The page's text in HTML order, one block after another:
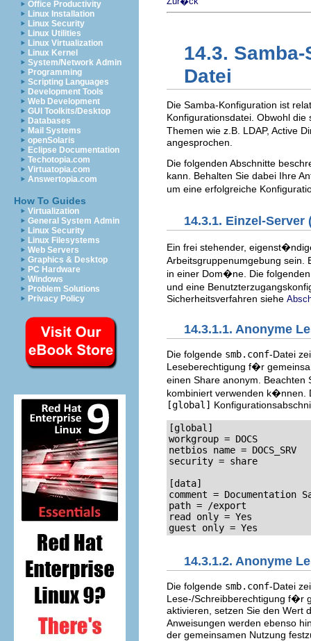
Office Productivity
Linux Installation
Linux Security
Linux Utilities
Linux Virtualization
Linux Kernel
System/Network Admin
Programming
Scripting Languages
Development Tools
Web Development
GUI Toolkits/Desktop
Databases
Mail Systems
openSolaris
Eclipse Documentation
Techotopia.com
Virtuatopia.com
Answertopia.com
How To Guides
Virtualization
General System Admin
Linux Security
Linux Filesystems
Web Servers
Graphics & Desktop
PC Hardware
Windows
Problem Solutions
Privacy Policy
14.3.
Datei
Die Samba-Konfiguration ist
Konfigurationsdatei. Obwohl
Themen wie z.B. LDAP, Active
angesprochen.
Die folgenden Abschnitte
kann. Behalten Sie dabei Ihre
um eine erfolgreiche
14.3.1. Einzel-Server
Ein frei stehender,
Arbeitsgruppenumgebung
in einer Dom�ne. Die
und eine
Sicherheitsverfahren siehe
14.3.1.1. Anonyme
Die folgende smb.conf-Datei
Leseberechtigung f�r
einen Share anonym.
kombiniert verwenden k�nnen.
[global]
[global]
workgroup = DOCS
netbios name = DOCS_SRV
security = share
[data]
comment = Documentation
path = /export
read only = Yes
guest only = Yes
14.3.1.2. Anonyme
Die folgende smb.conf-Datei
Lese-/Schreibberechtigung f�r
aktivieren, setzen Sie den Wert
Anweisungen werden ebenso
der gemeinsamen Nutzung